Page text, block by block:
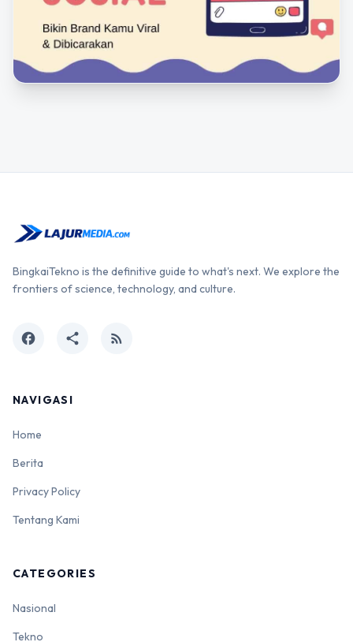
BingkaiTekno is the definitive guide to what's next. We explore the
frontiers of science, technology, and culture.
facebook share rss_feed
NAVIGASI
Home
Berita
Privacy Policy
Tentang Kami
CATEGORIES
Nasional
Tekno